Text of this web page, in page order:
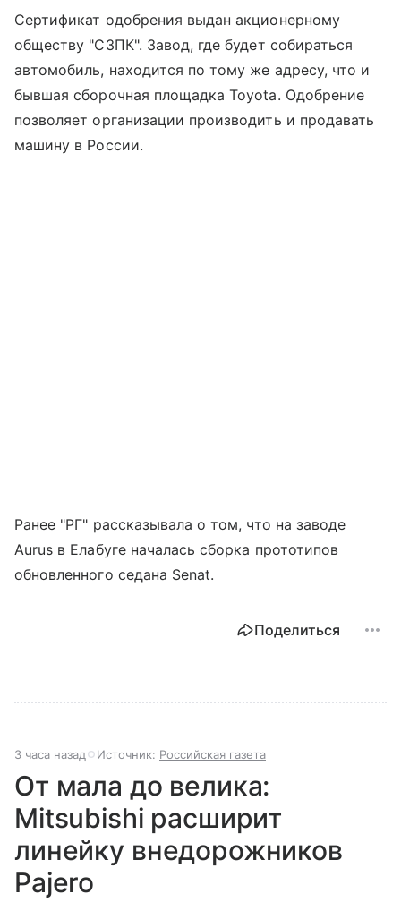
Сертификат одобрения выдан акционерному
обществу "СЗПК". Завод, где будет собираться
автомобиль, находится по тому же адресу, что и
бывшая сборочная площадка Toyota. Одобрение
позволяет организации производить и продавать
машину в России.
Ранее "РГ" рассказывала о том, что на заводе
Aurus в Елабуге началась сборка прототипов
обновленного седана Senat.
Поделиться
3 часа назад Источник: Российская газета
От мала до велика:
Mitsubishi расширит
линейку внедорожников
Pajero